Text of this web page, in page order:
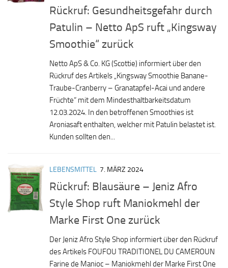
Rückruf: Gesundheitsgefahr durch
Patulin – Netto ApS ruft „Kingsway
Smoothie“ zurück
Netto ApS & Co. KG (Scottie) informiert über den
Rückruf des Artikels „Kingsway Smoothie Banane-
Traube-Cranberry – Granatapfel-Acai und andere
Früchte“ mit dem Mindesthaltbarkeitsdatum
12.03.2024. In den betroffenen Smoothies ist
Aroniasaft enthalten, welcher mit Patulin belastet ist.
Kunden sollten den...
LEBENSMITTEL 7. MÄRZ 2024
Rückruf: Blausäure – Jeniz Afro
Style Shop ruft Maniokmehl der
Marke First One zurück
Der Jeniz Afro Style Shop informiert über den Rückruf
des Artikels FOUFOU TRADITIONEL DU CAMEROUN
Farine de Manioc – Maniokmehl der Marke First One